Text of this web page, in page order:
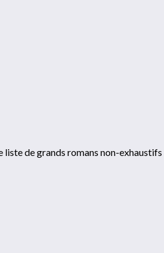
de grands romans non-exhaustifs